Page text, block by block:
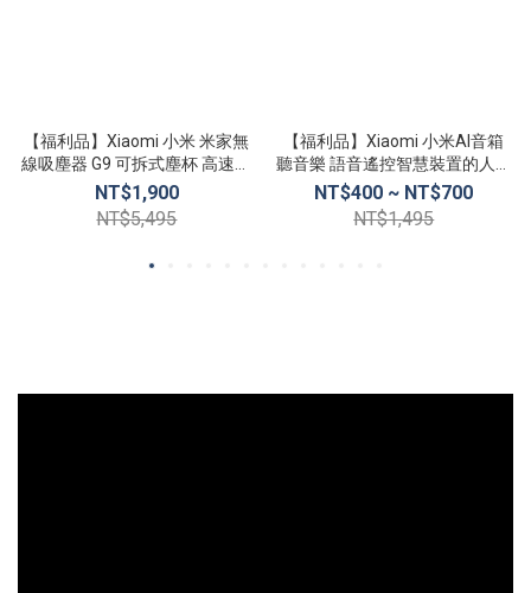
【福利品】Xiaomi 小米 米家無
線吸塵器 G9 可拆式塵杯 高速數
位馬達
NT$1,900
NT$5,495
【福利品】Xiaomi 小米AI音箱
聽音樂 語音遙控智慧裝置的人工
智慧音箱
NT$400 ~ NT$700
NT$1,495